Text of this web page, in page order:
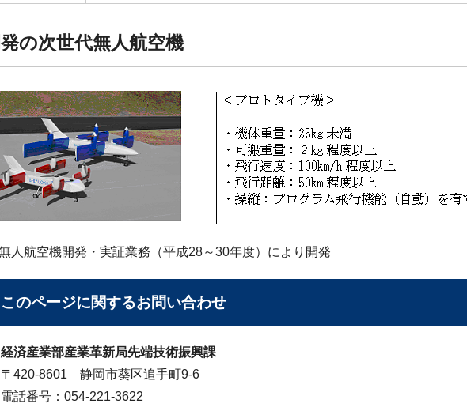
の次世代無人航空機
人航空機開発・実証業務（平成28～30年度）により開発
このページに関するお問い合わせ
経済産業部産業革新局先端技術振興課
〒420-8601 静岡市葵区追手町9-6
電話番号：054-221-3622